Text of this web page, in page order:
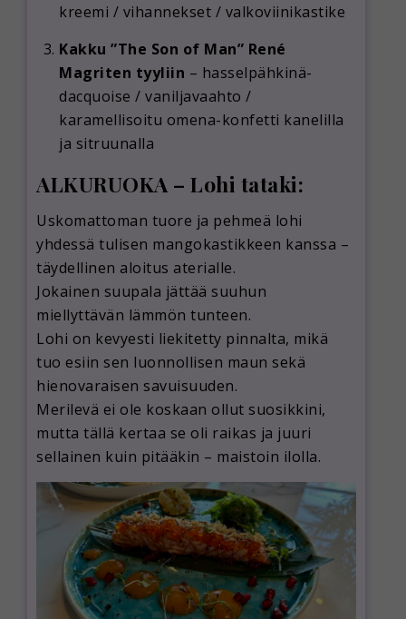
kreemi / vihannekset / valkoviinikastike
Kakku ”The Son of Man” René
Magriten tyyliin – hasselpähkinä-
dacquoise / vaniljavaahto /
karamellisoitu omena-konfetti kanelilla
ja sitruunalla
ALKURUOKA – Lohi tataki:
Uskomattoman tuore ja pehmeä lohi
yhdessä tulisen mangokastikkeen kanssa –
täydellinen aloitus aterialle.
Jokainen suupala jättää suuhun
miellyttävän lämmön tunteen.
Lohi on kevyesti liekitetty pinnalta, mikä
tuo esiin sen luonnollisen maun sekä
hienovaraisen savuisuuden.
Merilevä ei ole koskaan ollut suosikkini,
mutta tällä kertaa se oli raikas ja juuri
sellainen kuin pitääkin – maistoin ilolla.